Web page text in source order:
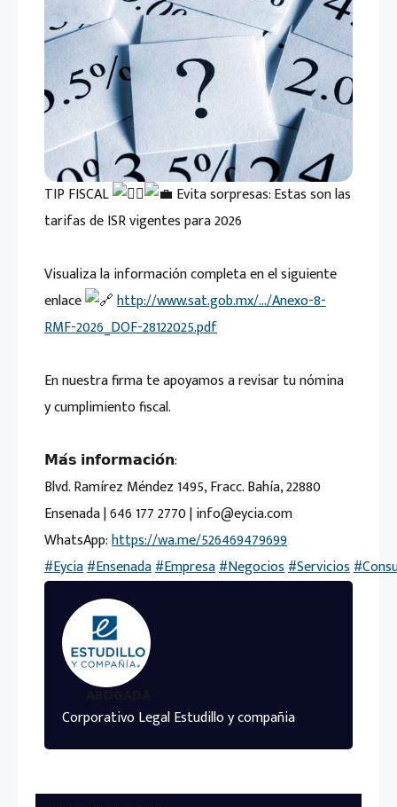
TIP FISCAL
Evita sorpresas: Estas son las
tarifas de ISR vigentes para 2026
Visualiza la información completa en el siguiente
enlace
http://www.sat.gob.mx/…/Anexo-8-
RMF-2026_DOF-28122025.pdf
En nuestra firma te apoyamos a revisar tu nómina
y cumplimiento fiscal.
𝗠𝗮́𝘀 𝗶𝗻𝗳𝗼𝗿𝗺𝗮𝗰𝗶𝗼́𝗻:
Blvd. Ramírez Méndez 1495, Fracc. Bahía, 22880
Ensenada | 646 177 2770 | info@eycia.com
WhatsApp:https://wa.me/526469479699
#Eycia#Ensenada#Empresa#Negocios#Servicios
ABOGADA
Corporativo Legal Estudillo y compañia